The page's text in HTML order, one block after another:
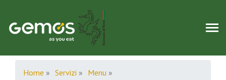
Home » Servizi » Menu »